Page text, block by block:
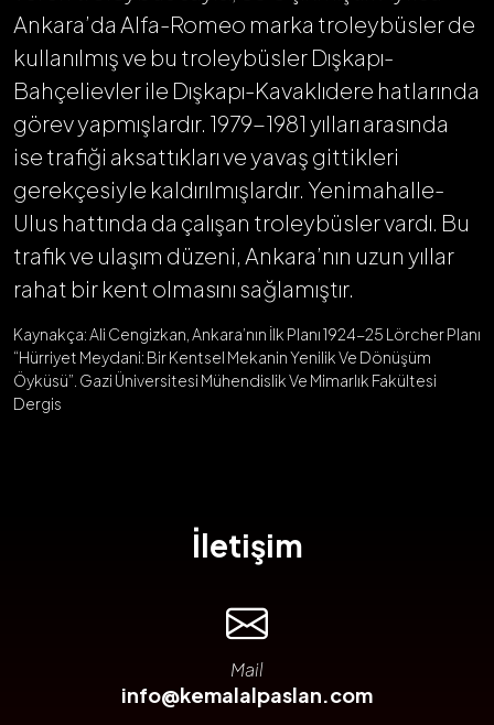
Ankara’da Alfa-Romeo marka troleybüsler de
kullanılmış ve bu troleybüsler Dışkapı-
Bahçelievler ile Dışkapı-Kavaklıdere hatlarında
görev yapmışlardır. 1979-1981 yılları arasında
ise trafiği aksattıkları ve yavaş gittikleri
gerekçesiyle kaldırılmışlardır. Yenimahalle-
Ulus hattında da çalışan troleybüsler vardı. Bu
trafik ve ulaşım düzeni, Ankara’nın uzun yıllar
rahat bir kent olmasını sağlamıştır.
Kaynakça: Ali Cengizkan, Ankara’nın İlk Planı 1924-25 Lörcher Planı
“Hürriyet Meydani: Bir Kentsel Mekanin Yenilik Ve Dönüşüm
Öyküsü”. Gazi Üniversitesi Mühendislik Ve Mimarlık Fakültesi
Dergis
İletişim
Mail
info@kemalalpaslan.com